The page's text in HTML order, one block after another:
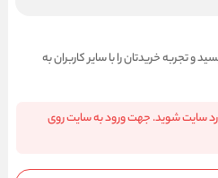
و تجربه خریدتان را با سایر کاربران به
سایت شوید. جهت ورود به سایت روی